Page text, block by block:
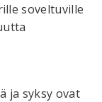
soveltuville
ja syksy ovat